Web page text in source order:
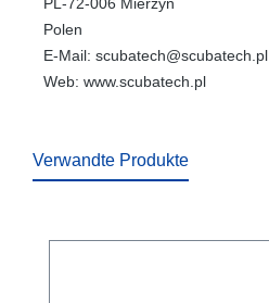
Polen
E-Mail: scubatech@scubatech.pl
Web: www.scubatech.pl
Verwandte Produkte